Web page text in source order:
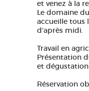
EDUCATIF
MA SÉLECTION
FR
et venez à la
Le domaine
accueille tous
d'après midi.
Travail en
Présentation
et
Réservation